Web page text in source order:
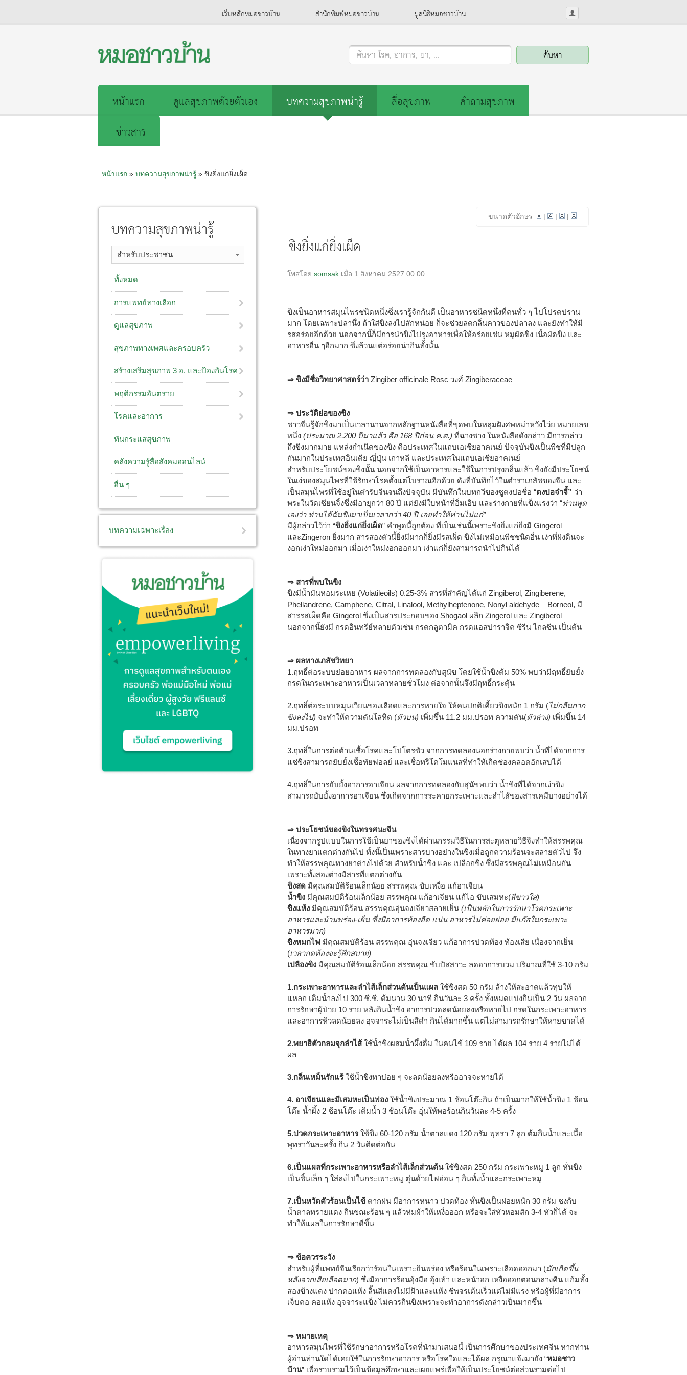
เว็บหลักหมอชาวบ้าน สำนักพิมพ์หมอชาวบ้าน มูลนิธิหมอชาวบ้าน
ค้นหา โรค, อาการ, ยา, ...
หน้าแรก ดูแลสุขภาพด้วยตัวเอง บทความสุขภาพน่ารู้ สื่อสุขภาพ
คำถามสุขภาพ
ข่าวสาร
หน้าแรก» บทความสุขภาพน่ารู้» ขิงยิ่งแก่ยิ่งเผ็ด
ขนาดตัวอักษร | | |
ขิงยิ่งแก่ยิ่งเผ็ด
โพสโดย somsak เมื่อ 1 สิงหาคม 2527 00:00
ขิงเป็นอาหารสมุนไพรชนิดหนึ่งซึ่งเรารู้จักกันดี เป็นอาหารชนิดหนึ่งที่คนทั่ว ๆ ไปโปรดปราน
มาก โดยเฉพาะปลานึ่ง ถ้าใส่ขิงลงไปสักหน่อย ก็จะช่วยลดกลิ่นคาวของปลาลง และยังทำให้มี
รสอร่อยอีกด้วย นอกจากนี้ก็มีการนำขิงไปรุงอาหารเพื่อให้อร่อยเช่น หมูผัดขิง เนื้อผัดขิง และ
อาหารอื่น ๆอีกมาก ซึ่งล้วนแต่อร่อยน่ากินทั้งนั้น
⇒ ขิงมีชื่อวิทยาศาสตร์ว่า Zingiber officinale Rosc วงศ์ Zingiberaceae
⇒ ประวัติย่อของขิง
ชาวจีนรู้จักขิงมาเป็นเวลานานจากหลักฐานหนังสือที่ขุดพบในหลุมฝังศพหม่าหวังไว่ย หมายเลข
หนึ่ง (ประมาณ 2,200 ปีมาแล้ว คือ 168 ปีก่อน ค.ศ.) ที่ฉางซาง ในหนังสือดังกล่าว มีการกล่าว
ถึงขิงมากมาย แหล่งกำเนิดของขิง คือประเทศในแถบเอเชียอาคเนย์ ปัจจุบันขิงเป็นพืชที่มีปลูก
กันมากในประเทศอินเดีย ญี่ปุ่น เกาหลี และประเทศในแถบเอเชียอาคเนย์
สำหรับประโยชน์ของขิงนั้น นอกจากใช้เป็นอาหารและใช้ในการปรุงกลิ่นแล้ว ขิงยังมีประโยชน์
ในเง่ของสมุนไพรที่ใช้รักษาโรคตั้งแต่โบราณอีกด้วย ดังที่บันทึกไว้ในตำราเภสัชของจีน และ
เป็นสมุนไพรที่ใช้อยู่ในตำรับจีนจนถึงปัจจุบัน มีบันทึกในบทกวีของซูตงปอชื่อ “ตงปอจ๋าจี้” ว่า
พระในวัดเซียนจิ้งซึ่งมีอายุกว่า 80 ปี แต่ยังมีใบหน้าที่อิ่มเอิบ และร่างกายที่แข็งแรงว่า “ท่านพูด
เองว่า ท่านได้ฉันขิงมาเป็นเวลากว่า 40 ปี เลยทำให้ท่านไม่แก่”
มีผู้กล่าวไว้ว่า “ขิงยิ่งแก่ยิ่งเผ็ด” คำพูดนี้ถูกต้อง ที่เป็นเช่นนี้เพราะขิงยิ่งแก่ยิ่งมี Gingerol
และZingeron ยิ่งมาก สารสองตัวนี้ยิ่งมีมากก็ยิ่งมีรสเผ็ด ขิงไม่เหมือนพืชชนิดอื่น เง่าที่ฝังดินจะ
งอกเง่าใหม่ออกมา เมื่อเง่าใหม่งอกออกมา เง่าแก่ก็ยังสามารถนำไปกินได้
⇒ สารที่พบในขิง
ขิงมีน้ำมันหอมระเหย (Volatileoils) 0.25-3% สารที่สำคัญได้แก่ Zingiberol, Zingiberene,
Phellandrene, Camphene, Citral, Linalool, Methylheptenone, Nonyl aldehyde – Borneol, มี
สารรสเผ็ดคือ Gingerol ซึ่งเป็นสารประกอบของ Shogaol ผลึก Zingerol และ Zingiberol
นอกจากนี้ยังมี กรดอินทรีย์หลายตัวเช่น กรดกลูตามิค กรดแอสปาราจิค ซีรีน ไกลซีน เป็นต้น
⇒ ผลทางเภสัชวิทยา
1.ฤทธิ์ต่อระบบย่อยอาหาร ผลจากการทดลองกับสุนัข โดยใช้น้ำขิงต้ม 50% พบว่ามีฤทธิ์ยับยั้ง
กรดในกระเพาะอาหารเป็นเวลาหลายชั่วโมง ต่อจากนั้นจึงมีฤทธิ์กระตุ้น
2.ฤทธิ์ต่อระบบหมุนเวียนของเลือดและการหายใจ ให้คนปกติเคี้ยวขิงหนัก 1 กรัม (ไม่กลืนกาก
ขิงลงไป) จะทำให้ความดันโลหิต (ตัวบน) เพิ่มขึ้น 11.2 มม.ปรอท ความดัน(ตัวล่าง) เพิ่มขึ้น 14
มม.ปรอท
3.ฤทธิ์ในการต่อต้านเชื้อโรคและโปโตรซัว จากการทดลองนอกร่างกายพบว่า น้ำที่ได้จากการ
แช่ขิงสามารถยับยั้งเชื้อทัยฟอลย์ และเชื้อทริโคโมแนสที่ทำให้เกิดช่องคลอดอักเสบได้
4.ฤทธิ์ในการยับยั้งอาการอาเจียน ผลจากการทดลองกับสุนัขพบว่า น้ำขิงที่ได้จากเง่าขิง
สามารถยับยั้งอาการอาเจียน ซึ่งเกิดจากการระคายกระเพาะและลำไส้ของสารเคมีบางอย่างได้
⇒ ประโยชน์ของขิงในทรรศนะจีน
เนื่องจากรูปแบบในการใช้เป็นยาของขิงได้ผ่านกรรมวิธีในการสะตุหลายวิธีจึงทำให้สรรพคุณ
ในทางยาแตกต่างกันไป ทั้งนี้เป็นเพราะสารบางอย่างในขิงเมื่อถูกความร้อนจะสลายตัวไป จึง
ทำให้สรรพคุณทางยาต่างไปด้วย สำหรับน้ำขิง และ เปลือกขิง ซึ่งมีสรรพคุณไม่เหมือนกัน
เพราะทั้งสองต่างมีสารที่แตกต่างกัน
ขิงสด มีคุณสมบัติร้อนเล็กน้อย สรรพคุณ ขับเหงื่อ แก้อาเจียน
น้ำขิง มีคุณสมบัติร้อนเล็กน้อย สรรพคุณ แก้อาเจียน แก้ไอ ขับเสมหะ(สีขาวใส)
ขิงแห้ง มีคุณสมบัติร้อน สรรพคุณอุ่นจงเจียวสลายเย็น (เป็นหลักในการรักษาโรคกระเพาะ
อาหารและม้ามพร่อง-เย็น ซึ่งมีอาการท้องอืด แน่น อาหารไม่ค่อยย่อย มีแก๊สในกระเพาะ
อาหารมาก)
ขิงหมกไฟ มีคุณสมบัติร้อน สรรพคุณ อุ่นจงเจียว แก้อาการปวดท้อง ท้องเสีย เนื่องจากเย็น
(เวลากดท้องจะรู้สึกสบาย)
เปลืองขิง มีคุณสมบัติร้อนเล็กน้อย สรรพคุณ ขับปัสสาวะ ลดอาการบวม ปริมาณที่ใช้ 3-10 กรัม
1.กระเพาะอาหารและลำไส้เล็กส่วนต้นเป็นแผล ใช้ขิงสด 50 กรัม ล้างให้สะอาดแล้วทุบให้
แหลก เติมน้ำลงไป 300 ซี.ซี. ต้มนาน 30 นาที กินวันละ 3 ครั้ง ทั้งหมดแบ่งกินเป็น 2 วัน ผลจาก
การรักษาผู้ป่วย 10 ราย หลังกินน้ำขิง อาการปวดลดน้อยลงหรือหายไป กรดในกระเพาะอาหาร
และอาการหิวลดน้อยลง อุจจาระไม่เป็นสีดำ กินได้มากขึ้น แต่ไม่สามารถรักษาให้หายขาดได้
2.พยาธิตัวกลมจุกลำไส้ใช้น้ำขิงผสมน้ำผึ้งดื่ม ในคนไข้ 109 ราย ได้ผล 104 ราย 4 รายไม่ได้
ผล
3.กลิ่นเหม็นรักแร้ใช้น้ำขิงทาบ่อย ๆ จะลดน้อยลงหรืออาจจะหายได้
4. อาเจียนและมีเสมหะเป็นฟอง ใช้น้ำขิงประมาณ 1 ช้อนโต๊ะกิน ถ้าเป็นมากให้ใช้น้ำขิง 1 ช้อน
โต๊ะ น้ำผึ้ง 2 ช้อนโต๊ะ เติมน้ำ 3 ช้อนโต๊ะ อุ่นให้พอร้อนกินวันละ 4-5 ครั้ง
5.ปวดกระเพาะอาหารใช้ขิง 60-120 กรัม น้ำตาลแดง 120 กรัม พุทรา 7 ลูก ต้มกินน้ำและเนื้อ
พุทราวันละครั้ง กิน 2 วันติดต่อกัน
6.เป็นแผลที่กระเพาะอาหารหรือลำไส้เล็กส่วนต้นใช้ขิงสด 250 กรัม กระเพาะหมู 1 ลูก หั่นขิง
เป็นชิ้นเล็ก ๆ ใส่ลงไปในกระเพาะหมู ตุ๋นด้วยไฟอ่อน ๆ กินทั้งน้ำและกระเพาะหมู
7.เป็นหวัดตัวร้อนเป็นไข้ ตากฝน มีอาการหนาว ปวดท้อง หั่นขิงเป็นฝอยหนัก 30 กรัม ชงกับ
น้ำตาลทรายแดง กินขณะร้อน ๆ แล้วห่มผ้าให้เหงื่อออก หรือจะใส่หัวหอมสัก 3-4 หัวก็ได้ จะ
ทำให้แผลในการรักษาดีขึ้น
⇒ ข้อควรระวัง
สำหรับผู้ที่แพทย์จีนเรียกว่าร้อนในเพราะยินพร่อง หรือร้อนในเพราะเลือดออกมา (มักเกิดขึ้น
หลังจากเสียเลือดมาก) ซึ่งมีอาการร้อนอุ้งมือ อุ้งเท้า และหน้าอก เหงื่อออกตอนกลางคืน แก้มทั้ง
สองข้างแดง ปากคอแห้ง ลิ้นสีแดงไม่มีฝ้าและแห้ง ชีพจรเต้นเร็วแต่ไม่มีแรง หรือผู้ที่มีอาการ
เจ็บคอ คอแห้ง อุจจาระแข็ง ไม่ควรกินขิงเพราะจะทำอาการดังกล่าวเป็นมากขึ้น
⇒ หมายเหตุ
อาหารสมุนไพรที่ใช้รักษาอาการหรือโรคที่นำมาเสนอนี้ เป็นการศึกษาของประเทศจีน หากท่าน
ผู้อ่านท่านใดได้เคยใช้ในการรักษาอาการ หรือโรคใดและได้ผล กรุณาแจ้งมายัง “หมอชาว
บ้าน” เพื่อรวบรวมไว้เป็นข้อมูลศึกษาและเผยแพร่เพื่อให้เป็นประโยชน์ต่อส่วนรวมต่อไป
บทความสุขภาพน่ารู้
สำหรับประชาชน
ทั้งหมด
การแพทย์ทางเลือก
ดูแลสุขภาพ
สุขภาพทางเพศและครอบครัว
สร้างเสริมสุขภาพ 3 อ. ​และป้องกันโรค
พฤติกรรมอันตราย
โรคและอาการ
ทันกระแสสุขภาพ
คลังความรู้สื่อสังคมออนไลน์
อื่น ๆ
บทความเฉพาะเรื่อง